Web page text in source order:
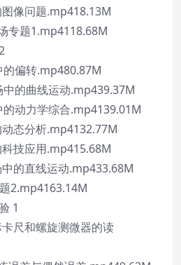
像问题.mp418.13M
专题1.mp4118.68M
偏转.mp480.87M
的曲线运动.mp439.37M
动力学综合.mp4139.01M
态分析.mp4132.77M
技应用.mp415.68M
的直线运动.mp433.68M
2.mp4163.14M
1
尺和螺旋测微器的读